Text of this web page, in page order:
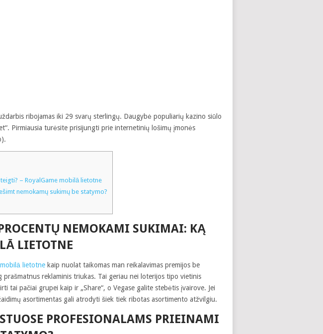
ribojamas iki 29 svarų sterlingų. Daugybė populiarių kazino siūlo
Pirmiausia turėsite prisijungti prie internetinių lošimų įmonės
– RoyalGame mobilā lietotne
nemokamų sukimų be statymo?
NEMOKAMI SUKIMAI: KĄ
LIETOTNE
lietotne kaip nuolat taikomas man reikalavimas premijos be
reklaminis triukas. Tai geriau nei loterijos tipo vietinis
tai pačiai grupei kaip ir „Share“, o Vegase galite stebėtis įvairove. Jei
asortimentas gali atrodyti šiek tiek ribotas asortimento atžvilgiu.
PROFESIONALAMS PRIEINAMI